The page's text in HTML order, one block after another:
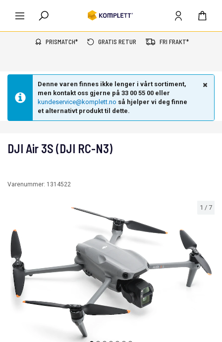
PRISMATCH* GRATIS RETUR FRI FRAKT*
Denne varen finnes ikke lenger i vårt sortiment,
men kontakt oss gjerne på 33 00 55 00 eller
kundeservice@komplett.no så hjelper vi deg finne
et alternativt produkt til dette.
1 / 7
DJI Air 3S (DJI RC-N3)
Varenummer: 1314522